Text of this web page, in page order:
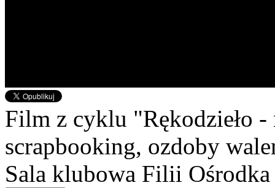
Film z cyklu "Rękodzieło -
scrapbooking, ozdoby
Sala klubowa Filii